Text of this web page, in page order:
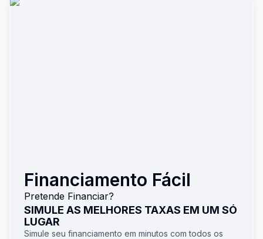
Financiamento Fácil
Pretende Financiar?
SIMULE AS MELHORES TAXAS EM UM SÓ
LUGAR
Simule seu financiamento em minutos com todos os